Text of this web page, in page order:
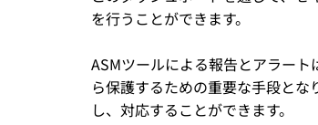
を行うことができます。
ASMツールによる報告とアラー
ら保護するための重要な手段と
し、対応することができます。